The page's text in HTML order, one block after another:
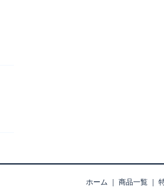
ホーム ｜ 商品一覧 ｜